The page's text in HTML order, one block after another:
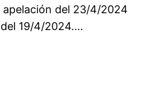
apelación del 23/4/2024
19/4/2024.…